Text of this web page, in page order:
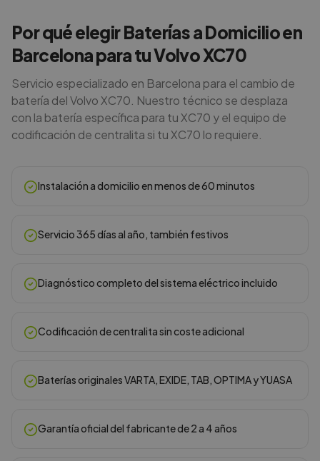
Por qué elegir Baterías a Domicilio en
Barcelona para tu Volvo XC70
Servicio especializado en Barcelona para el cambio de
batería del Volvo XC70. Nuestro técnico se desplaza
con la batería específica para tu XC70 y el equipo de
codificación de centralita si tu XC70 lo requiere.
Instalación a domicilio en menos de 60 minutos
Servicio 365 días al año, también festivos
Diagnóstico completo del sistema eléctrico incluido
Codificación de centralita sin coste adicional
Baterías originales VARTA, EXIDE, TAB, OPTIMA y YUASA
Garantía oficial del fabricante de 2 a 4 años